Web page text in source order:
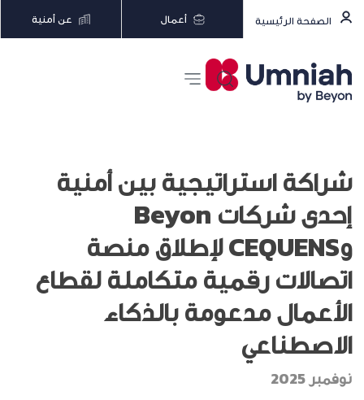
الصفحة الرئيسية أعمال عن أمنية
شراكة استراتيجية بين أمنية
إحدى شركات Beyon
وCEQUENS لإطلاق منصة
اتصالات رقمية متكاملة لقطاع
الأعمال مدعومة بالذكاء
الاصطناعي
نوفمبر 2025